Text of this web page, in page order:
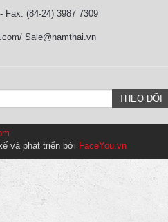
Fax: (84-24) 3987 7309
Sale@namthai.vn
và phát triển bởi FaceYou.vn